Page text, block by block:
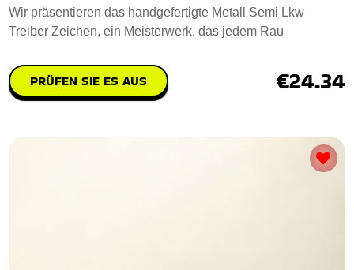
Wir präsentieren das handgefertigte Metall Semi Lkw
Treiber Zeichen, ein Meisterwerk, das jedem Rau
PRÜFEN SIE ES AUS €24.34